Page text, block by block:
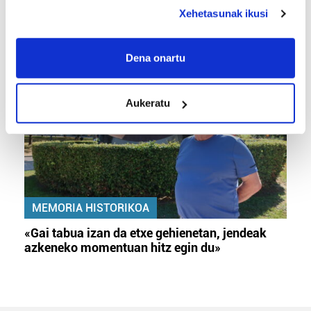
If you allow, we would also like to:
Collect information about your geographical
Identify your device by actively scanning it for
specific characteristics (fingerprinting)
Find out more about how your personal data is processed
and set your preferences in thedetails section
Guk eta gure bazkideek zure datu pertsonalak
prozesatzen ditugu, zure IP zenbakia, besteak beste,
pertsonalizatuak eskaintzeko, iragarkiak eta edukia
neurtzeko, jendeari buruzko informazioa biltzeko eta
Xehetasunak ikusi
Dena onartu
Aukeratu
MEMORIA HISTORIKOA
«Gai tabua izan da etxe gehienetan, jendeak
azkeneko momentuan hitz egin du»